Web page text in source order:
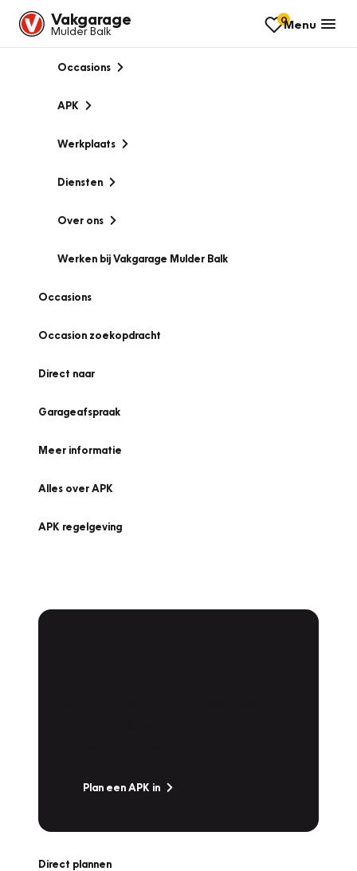
Vakgarage
Mulder Balk
0Menu
Occasions
APK
Werkplaats
Diensten
Over ons
Werken bij Vakgarage Mulder Balk
Occasions
Occasion zoekopdracht
Direct naar
Garageafspraak
Meer informatie
Alles over APK
APK regelgeving
Plan een APK in
Direct plannen